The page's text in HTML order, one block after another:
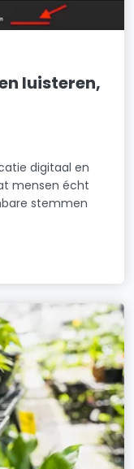
luisteren,
digitaal en
mensen écht
stemmen